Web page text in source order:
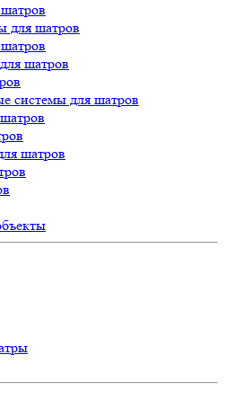
для шатров
шатров
системы для шатров
шатров